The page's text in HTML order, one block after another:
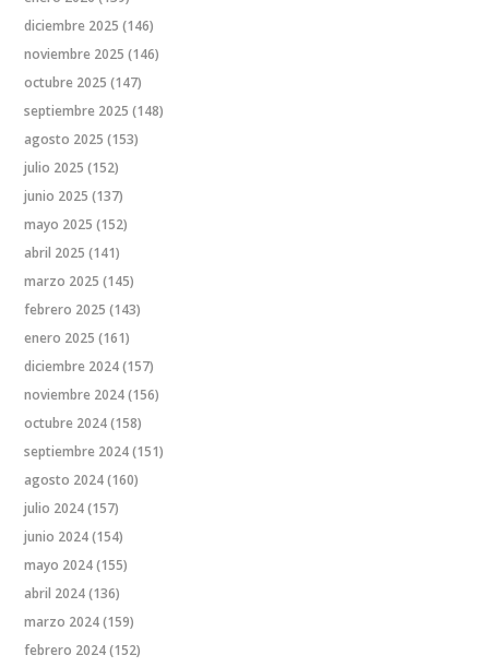
diciembre 2025 (146)
noviembre 2025 (146)
octubre 2025 (147)
septiembre 2025 (148)
agosto 2025 (153)
julio 2025 (152)
junio 2025 (137)
mayo 2025 (152)
abril 2025 (141)
marzo 2025 (145)
febrero 2025 (143)
enero 2025 (161)
diciembre 2024(157)
noviembre 2024(156)
octubre 2024(158)
septiembre 2024(151)
agosto 2024(160)
julio 2024(157)
junio 2024(154)
mayo 2024(155)
abril 2024(136)
marzo 2024(159)
febrero 2024(152)